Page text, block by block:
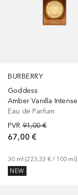
BURBERRY
Goddess
Amber Vanilla Intense
Eau de Parfum
PVR 91,00 €
67,00 €
30 ml (223,33 € / 100 ml )
NEW